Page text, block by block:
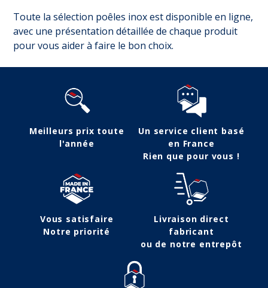
Toute la sélection poêles inox est disponible en ligne,
avec une présentation détaillée de chaque produit
pour vous aider à faire le bon choix.
Meilleurs prix toute
l'année
Un service client basé
en France
Rien que pour vous !
Vous satisfaire
Notre priorité
Livraison direct
fabricant
ou de notre entrepôt